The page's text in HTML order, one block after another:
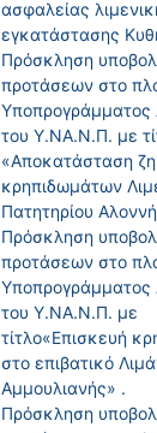
ασφαλείας
εγκατάστασης
Πρόσκληση
προτάσεων στο
Υποπρογράμματος
του Υ.ΝΑ.Ν.Π. με
«Αποκατάσταση
κρηπιδωμάτων
Πατητηρίου
Πρόσκληση
προτάσεων στο
Υποπρογράμματος
του Υ.ΝΑ.Ν.Π. με
τίτλο«Επισκευή
στο επιβατικό
Αμμουλιανής» .
Πρόσκληση